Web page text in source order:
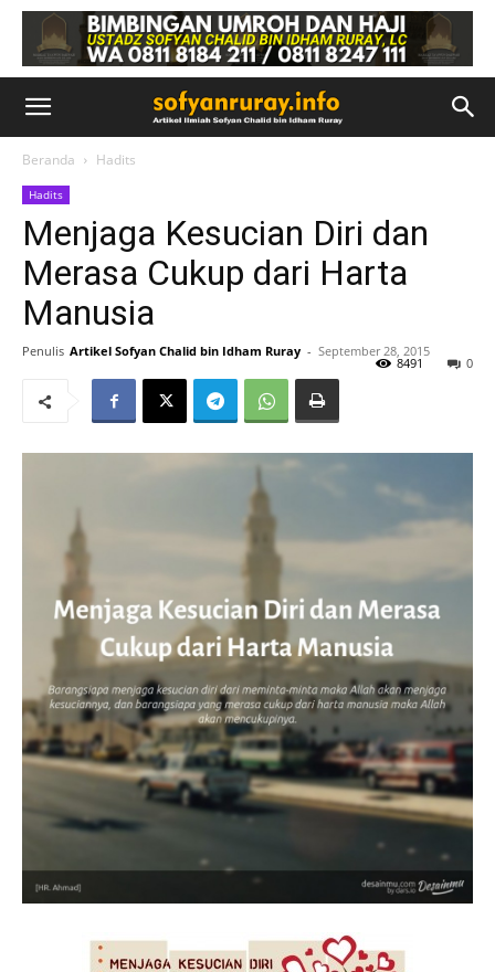
Beranda Hadits
Hadits
Menjaga Kesucian Diri dan
Merasa Cukup dari Harta
Manusia
Penulis Artikel Sofyan Chalid bin Idham Ruray - September 28, 2015
0
8491